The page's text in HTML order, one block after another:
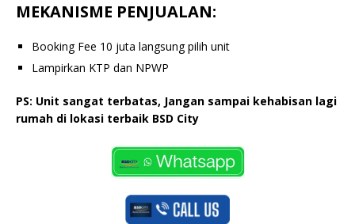
MEKANISME PENJUALAN:
Booking Fee 10 juta langsung pilih unit
Lampirkan KTP dan NPWP
PS: Unit sangat terbatas, Jangan sampai kehabisan lagi
rumah di lokasi terbaik BSD City